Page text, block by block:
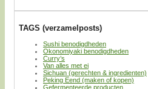
TAGS (verzamelposts)
Sushi benodigdheden
Okonomiyaki benodigdheden
Curry’s
Van alles met ei
Sichuan (gerechten & ingredienten)
Peking Eend (maken of kopen)
Gefermenteerde producten